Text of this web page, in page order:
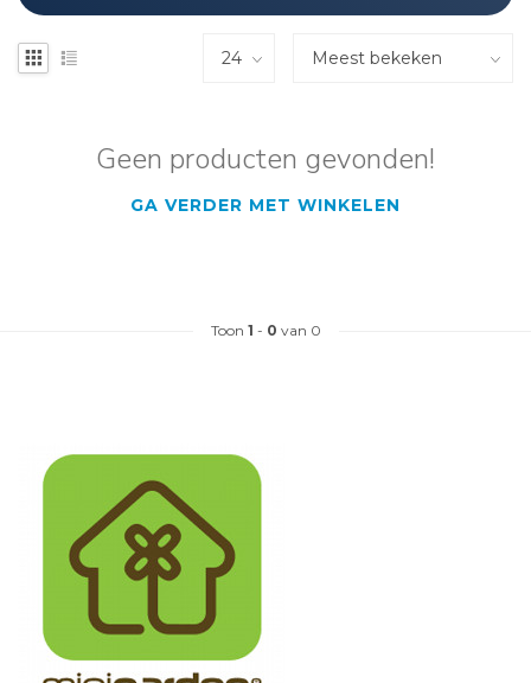
Geen producten gevonden!
GA VERDER MET WINKELEN
Toon 1 - 0 van 0